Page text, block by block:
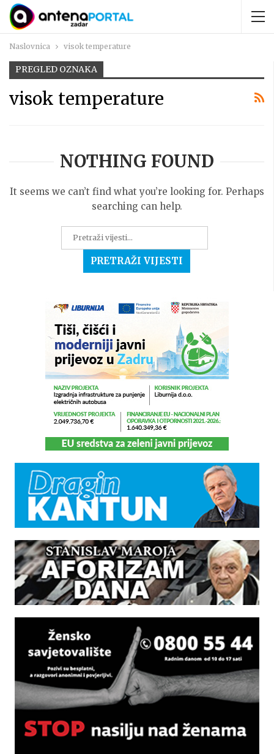
Naslovnica visok temperature
PREGLED OZNAKA
visok temperature
NOTHING FOUND
It seems we can’t find what you’re looking for. Perhaps
searching can help.